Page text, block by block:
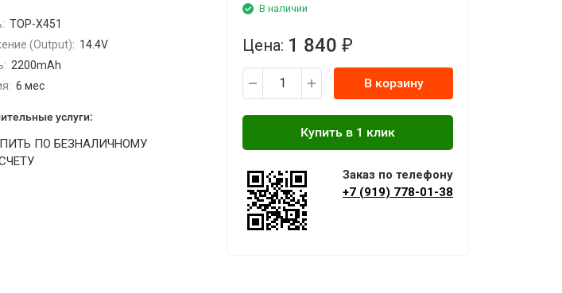
TOP-X451
(Output): 14.4V
2200mAh
6 мес
услуги:
ПО БЕЗНАЛИЧНОМУ
В наличии
Цена: 1 840 ₽
В корзину
Заказ по телефону
+7 (919) 778-01-38